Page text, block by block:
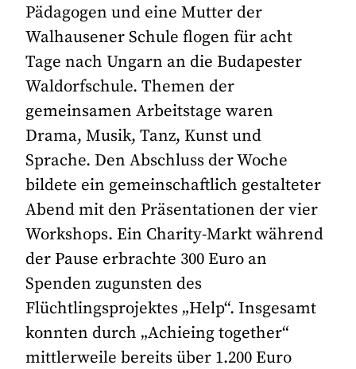
Pädagogen und eine Mutter der
Walhausener Schule flogen für acht
Tage nach Ungarn an die Budapester
Waldorfschule. Themen der
gemeinsamen Arbeitstage waren
Drama, Musik, Tanz, Kunst und
Sprache. Den Abschluss der Woche
bildete ein gemeinschaftlich gestalteter
Abend mit den Präsentationen der vier
Workshops. Ein Charity-Markt während
der Pause erbrachte 300 Euro an
Spenden zugunsten des
Flüchtlingsprojektes „Help“. Insgesamt
konnten durch „Achieing together“
mittlerweile bereits über 1.200 Euro